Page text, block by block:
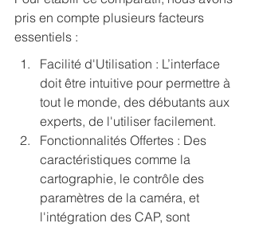
pris en compte plusieurs facteurs
essentiels :
Facilité d'Utilisation : L’interface
doit être intuitive pour permettre à
tout le monde, des débutants aux
experts, de l'utiliser facilement.
Fonctionnalités Offertes : Des
caractéristiques comme la
cartographie, le contrôle des
paramètres de la caméra, et
l'intégration des CAP, sont